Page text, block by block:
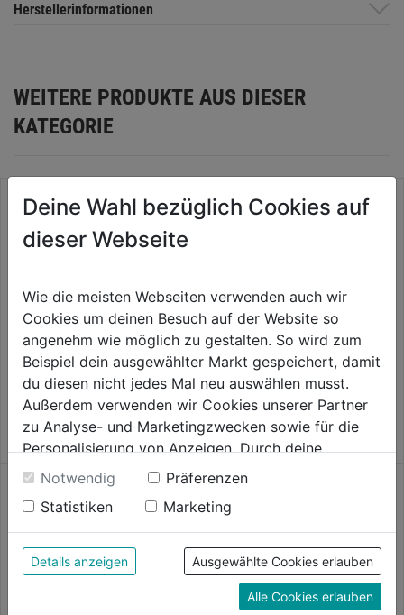
Herstellerinformationen
WEITERE PRODUKTE AUS DIESER
KATEGORIE
Flügelschraube Polyamid
0.0
0.0
von
Sternen.
3,79€
Glasleistenschraube A2
0.0 (0)
0.0
von
5
Sternen.
3,79€
Senkschraube verz. DIN9665-
4.8 m. Muttern
Deine Wahl bezüglich Cookies auf
dieser Webseite
Wie die meisten Webseiten verwenden auch wir
Cookies um deinen Besuch auf der Website so
angenehm wie möglich zu gestalten. So wird zum
Beispiel dein ausgewählter Markt gespeichert, damit
du diesen nicht jedes Mal neu auswählen musst.
Außerdem verwenden wir Cookies unserer Partner
zu Analyse- und Marketingzwecken sowie für die
Personalisierung von Anzeigen. Durch deine
Einwilligung werden die Daten von Drittanbieter,
unter anderem auch in den USA, verarbeitet.
Durch Klick auf "Alle Cookies erlauben" stimmst du
der Verwendung aller Cookies zu. Unter "Details
anzeigen" findest du alle Infos zu den
unterschiedlichen Cookies, unter "Cookies
Konfigurieren" kannst du auswählen, welche Cookies
Notwendig
Präferenzen
Statistiken
Marketing
Details anzeigen Ausgewählte Cookies erlauben
Alle Cookies erlauben